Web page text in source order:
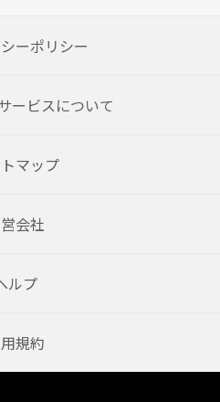
ーポリシー
ービスについて
マップ
会社
ルプ
規約